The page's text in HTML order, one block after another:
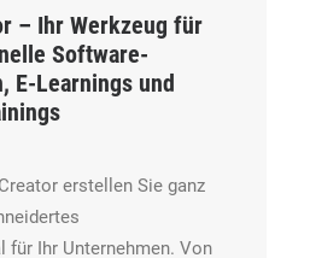
– Ihr Werkzeug für
Software-
E-Learnings und
erstellen Sie ganz
für Ihr Unternehmen. Von